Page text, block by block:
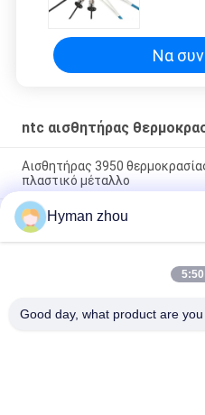
ευρεία
Να
ntc αισθητήρας
Αισθητήρας 3950
πλαστικό μέταλλο
Αισθητήρας 10K 1% 3950
αντιστάσεων θερμαστρών NTC
ευρεία σειρά θερμοκρασίας
Τριών καλωδίων αισθητήρας
Hyman zhou
5:50
Good day, what product are